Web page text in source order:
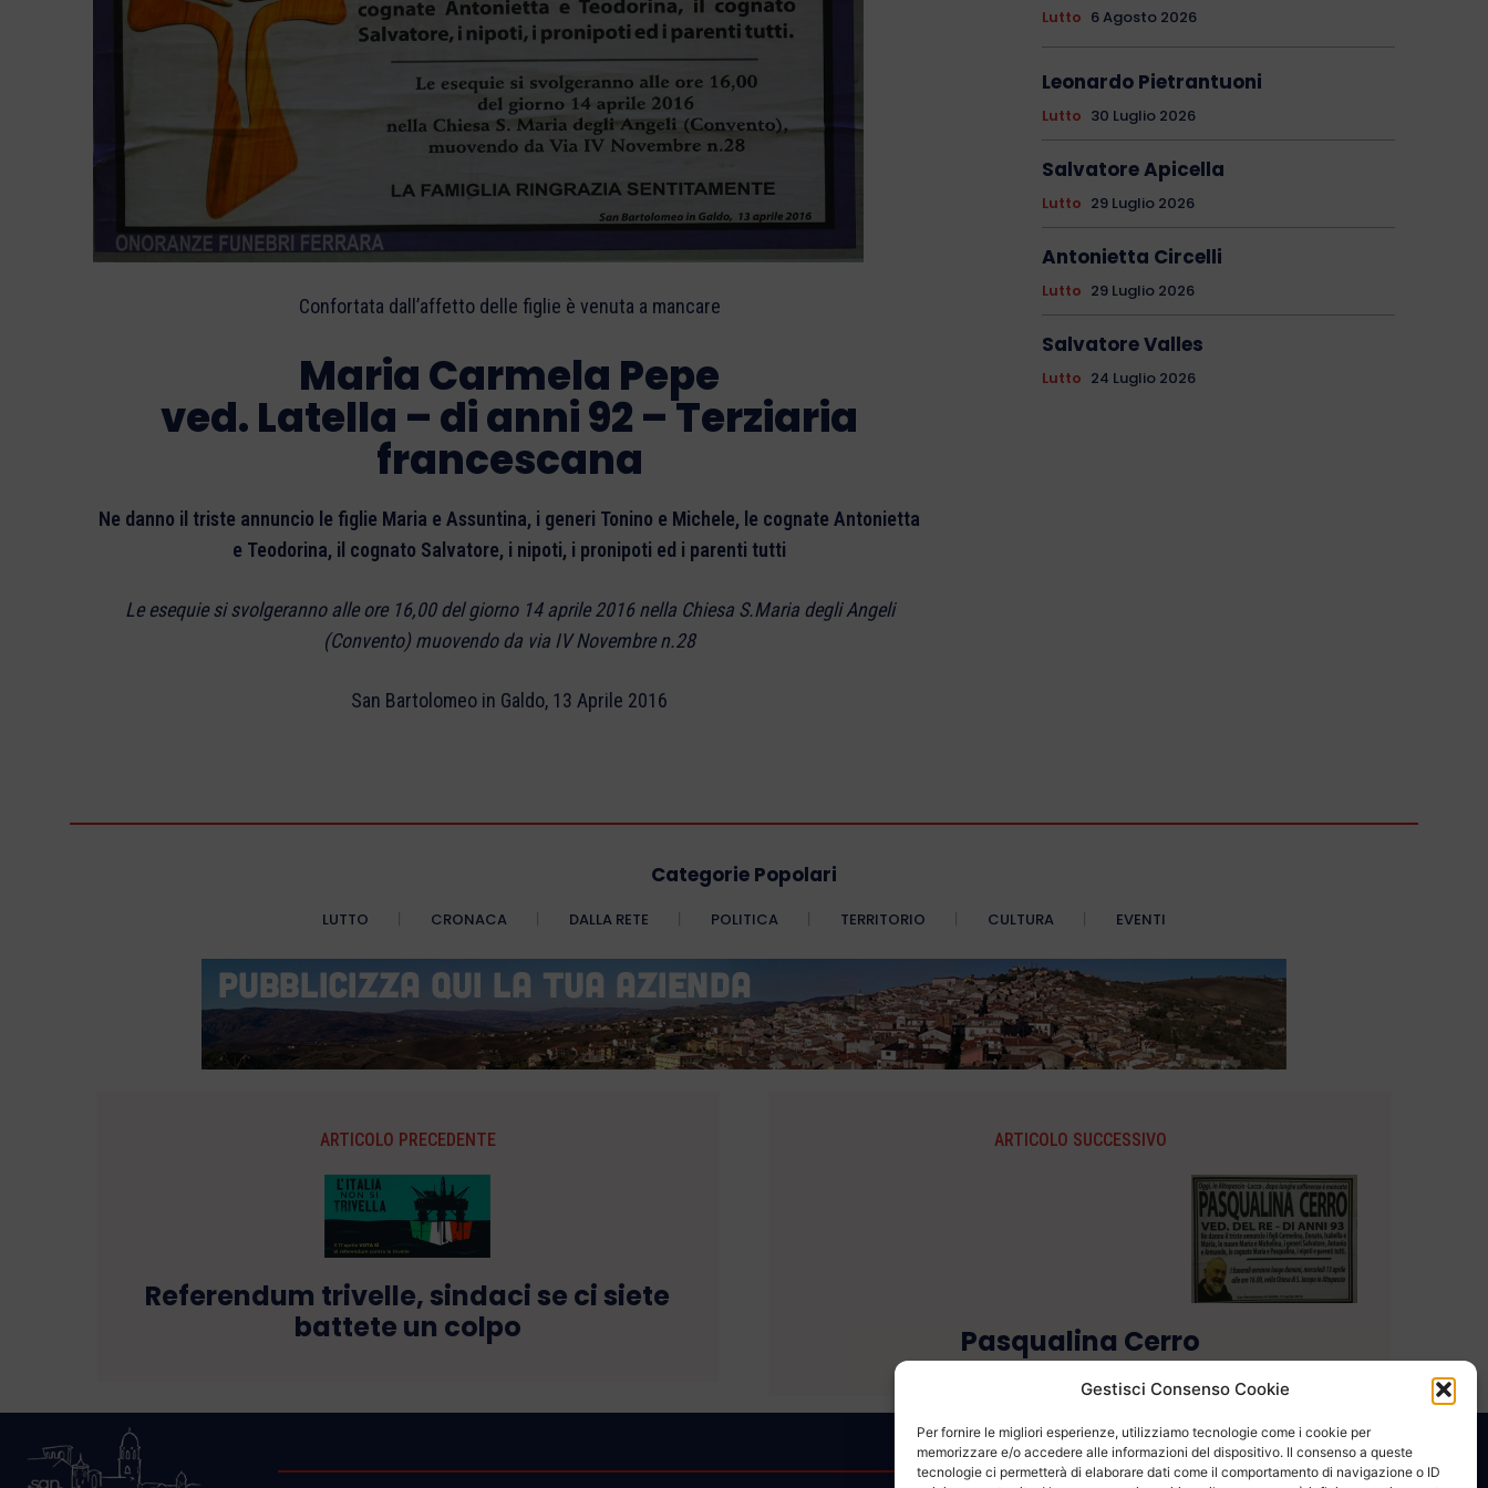
Gestisci Consenso Cookie
Per fornire le migliori esperienze, utilizziamo tecnologie come i cookie per
memorizzare e/o accedere alle informazioni del dispositivo. Il consenso a queste
tecnologie ci permetterà di elaborare dati come il comportamento di navigazione o ID
Confortata dall’affetto delle figlie è venuta a mancare
Maria Carmela Pepe
ved. Latella – di anni 92 – Terziaria
francescana
Ne danno il triste annuncio le figlie Maria e Assuntina, i generi Tonino e Michele, le cognate Antonietta
e Teodorina, il cognato Salvatore, i nipoti, i pronipoti ed i parenti tutti
Le esequie si svolgeranno alle ore 16,00 del giorno 14 aprile 2016 nella Chiesa S.Maria degli Angeli
(Convento) muovendo da via IV Novembre n.28
San Bartolomeo in Galdo, 13 Aprile 2016
Lutto 6 Agosto 2026
Leonardo Pietrantuoni
Lutto 30 Luglio 2026
Salvatore Apicella
Lutto 29 Luglio 2026
Antonietta Circelli
Lutto 29 Luglio 2026
Salvatore Valles
Lutto 24 Luglio 2026
Categorie Popolari
LUTTO CRONACA DALLA RETE POLITICA TERRITORIO CULTURA EVENTI
ARTICOLO PRECEDENTE
Referendum trivelle, sindaci se ci siete
battete un colpo
ARTICOLO SUCCESSIVO
Pasqualina Cerro
CONTATTACI COOKIE POLICY PRIVACY